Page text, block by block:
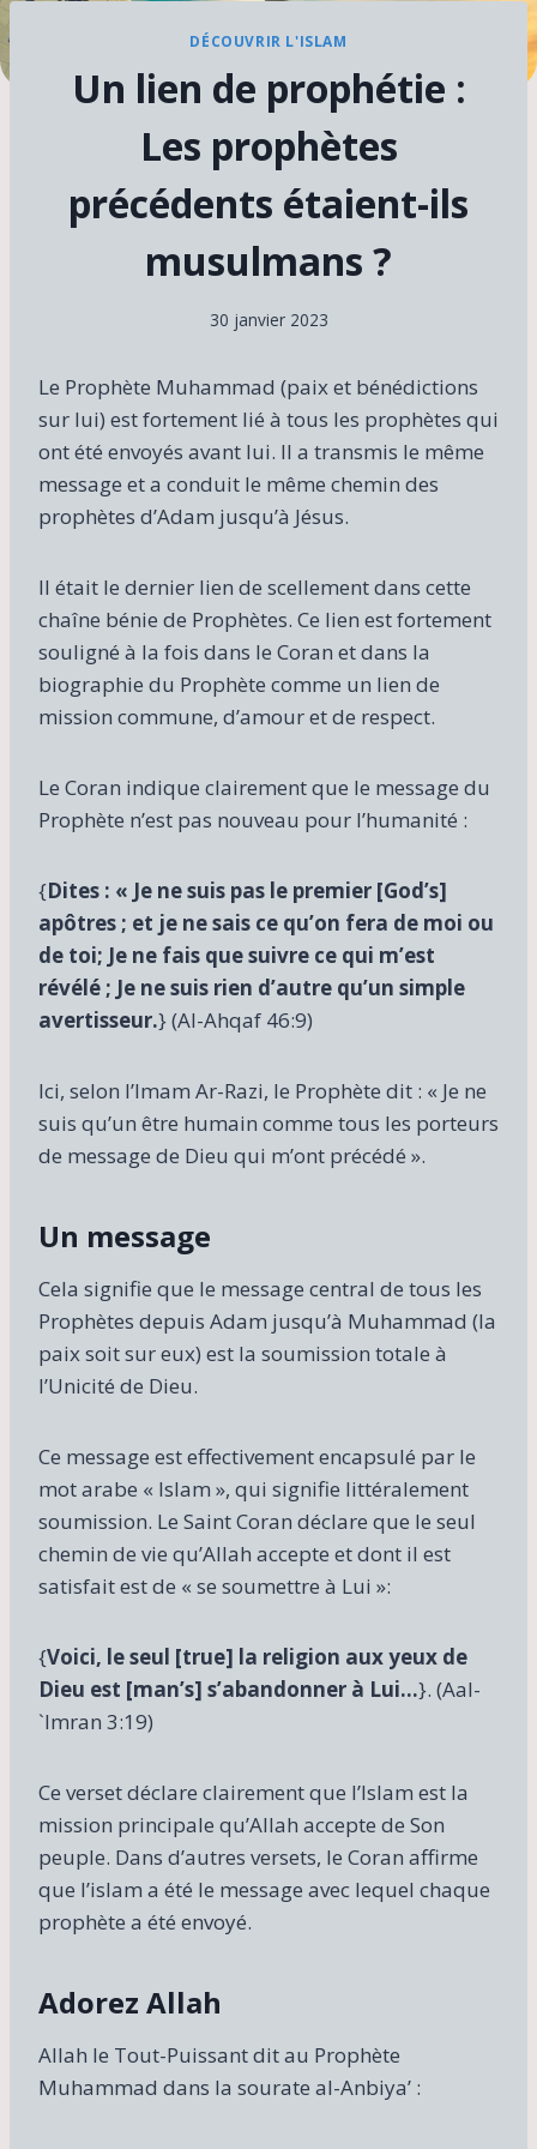
DÉCOUVRIR L'ISLAM
Un lien de prophétie :
Les prophètes
précédents étaient-ils
musulmans ?
30 janvier 2023
Le Prophète Muhammad (paix et bénédictions
sur lui) est fortement lié à tous les prophètes qui
ont été envoyés avant lui. Il a transmis le même
message et a conduit le même chemin des
prophètes d’Adam jusqu’à Jésus.
Il était le dernier lien de scellement dans cette
chaîne bénie de Prophètes. Ce lien est fortement
souligné à la fois dans le Coran et dans la
biographie du Prophète comme un lien de
mission commune, d’amour et de respect.
Le Coran indique clairement que le message du
Prophète n’est pas nouveau pour l’humanité :
{Dites : « Je ne suis pas le premier [God’s]
apôtres ; et je ne sais ce qu’on fera de moi ou
de toi; Je ne fais que suivre ce qui m’est
révélé ; Je ne suis rien d’autre qu’un simple
avertisseur.} (Al-Ahqaf 46:9)
Ici, selon l’Imam Ar-Razi, le Prophète dit : « Je ne
suis qu’un être humain comme tous les porteurs
de message de Dieu qui m’ont précédé ».
Un message
Cela signifie que le message central de tous les
Prophètes depuis Adam jusqu’à Muhammad (la
paix soit sur eux) est la soumission totale à
l’Unicité de Dieu.
Ce message est effectivement encapsulé par le
mot arabe « Islam », qui signifie littéralement
soumission. Le Saint Coran déclare que le seul
chemin de vie qu’Allah accepte et dont il est
satisfait est de « se soumettre à Lui »:
{Voici, le seul [true] la religion aux yeux de
Dieu est [man’s] s’abandonner à Lui…}. (Aal-
`Imran 3:19)
Ce verset déclare clairement que l’Islam est la
mission principale qu’Allah accepte de Son
peuple. Dans d’autres versets, le Coran affirme
que l’islam a été le message avec lequel chaque
prophète a été envoyé.
Adorez Allah
Allah le Tout-Puissant dit au Prophète
Muhammad dans la sourate al-Anbiya’ :